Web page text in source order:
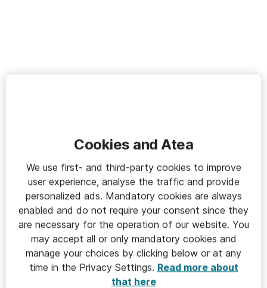
Cookies and Atea
We use first- and third-party cookies to improve
user experience, analyse the traffic and provide
personalized ads. Mandatory cookies are always
enabled and do not require your consent since they
are necessary for the operation of our website. You
may accept all or only mandatory cookies and
manage your choices by clicking below or at any
time in the Privacy Settings. Read more about
that here